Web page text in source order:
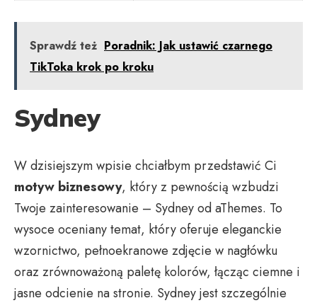
Sprawdź też Poradnik: Jak ustawić czarnego
TikToka krok po kroku
Sydney
W dzisiejszym wpisie chciałbym przedstawić Ci
motyw biznesowy, który z pewnością wzbudzi
Twoje zainteresowanie – Sydney od aThemes. To
wysoce oceniany temat, który oferuje eleganckie
wzornictwo, pełnoekranowe zdjęcie w nagłówku
oraz zrównoważoną paletę kolorów, łącząc ciemne i
jasne odcienie na stronie. Sydney jest szczególnie